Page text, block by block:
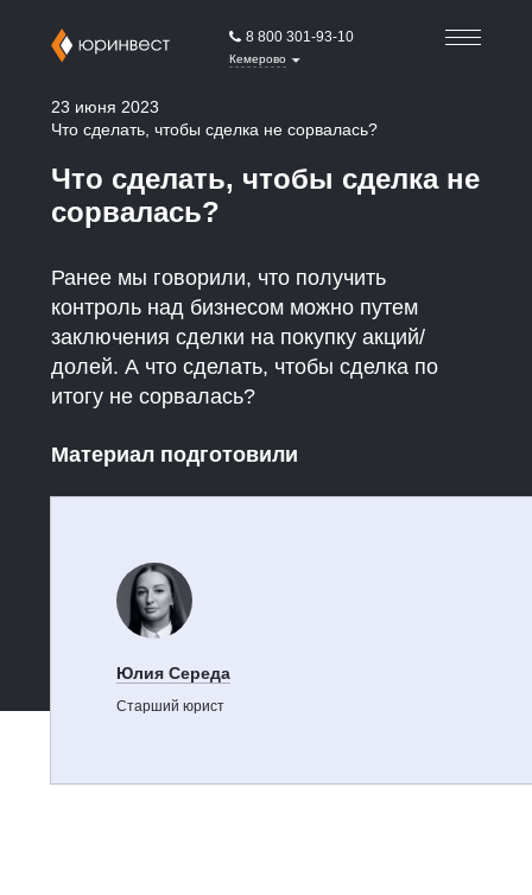
8 800 301-93-10
Кемерово
23 июня 2023
Что сделать, чтобы сделка не сорвалась?
Что сделать, чтобы сделка не
сорвалась?
Ранее мы говорили, что получить
контроль над бизнесом можно путем
заключения сделки на покупку акций/
долей. А что сделать, чтобы сделка по
итогу не сорвалась?
Материал подготовили
Юлия Середа
Старший юрист